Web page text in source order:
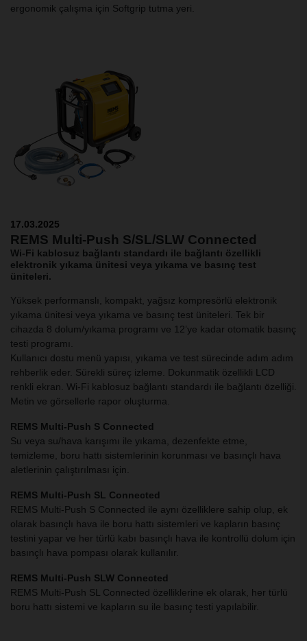
ergonomik çalışma için Softgrip tutma yeri.
17.03.2025
REMS Multi-Push S/SL/SLW Connected
Wi-Fi kablosuz bağlantı standardı ile bağlantı özellikli
elektronik yıkama ünitesi veya yıkama ve basınç test
üniteleri.
Yüksek performanslı, kompakt, yağsız kompresörlü elektronik
yıkama ünitesi veya yıkama ve basınç test üniteleri. Tek bir
cihazda 8 dolum/yıkama programı ve 12’ye kadar otomatik basınç
testi programı.
Kullanıcı dostu menü yapısı, yıkama ve test sürecinde adım adım
rehberlik eder. Sürekli süreç izleme. Dokunmatik özellikli LCD
renkli ekran. Wi-Fi kablosuz bağlantı standardı ile bağlantı özelliği.
Metin ve görsellerle rapor oluşturma.
REMS Multi-Push S Connected
Su veya su/hava karışımı ile yıkama, dezenfekte etme,
temizleme, boru hattı sistemlerinin korunması ve basınçlı hava
aletlerinin çalıştırılması için.
REMS Multi-Push SL Connected
REMS Multi-Push S Connected ile aynı özelliklere sahip olup, ek
olarak basınçlı hava ile boru hattı sistemleri ve kapların basınç
testini yapar ve her türlü kabı basınçlı hava ile kontrollü dolum için
basınçlı hava pompası olarak kullanılır.
REMS Multi-Push SLW Connected
REMS Multi-Push SL Connected özelliklerine ek olarak, her türlü
boru hattı sistemi ve kapların su ile basınç testi yapılabilir.